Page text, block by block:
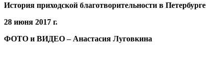
История приходской благотворительности в Петербурге
28 июня 2017 г.
ФОТО и ВИДЕО – Анастасия Луговкина